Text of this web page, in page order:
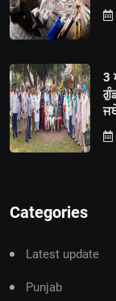
3
Categories
Latest update
Punjab